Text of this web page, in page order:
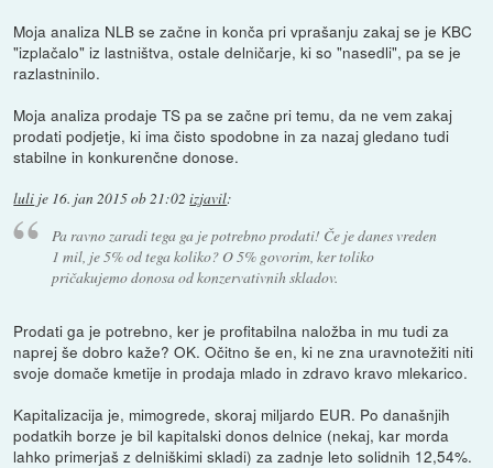
Moja analiza NLB se začne in konča pri vprašanju zakaj se je KBC
"izplačalo" iz lastništva, ostale delničarje, ki so "nasedli", pa se je
razlastninilo.
Moja analiza prodaje TS pa se začne pri temu, da ne vem zakaj
prodati podjetje, ki ima čisto spodobne in za nazaj gledano tudi
stabilne in konkurenčne donose.
luli je 16. jan 2015 ob 21:02 izjavil:
Pa ravno zaradi tega ga je potrebno prodati! Če je danes vreden
1 mil, je 5% od tega koliko? O 5% govorim, ker toliko
pričakujemo donosa od konzervativnih skladov.
Prodati ga je potrebno, ker je profitabilna naložba in mu tudi za
naprej še dobro kaže? OK. Očitno še en, ki ne zna uravnotežiti niti
svoje domače kmetije in prodaja mlado in zdravo kravo mlekarico.
Kapitalizacija je, mimogrede, skoraj miljardo EUR. Po današnjih
podatkih borze je bil kapitalski donos delnice (nekaj, kar morda
lahko primerjaš z delniškimi skladi) za zadnje leto solidnih 12,54%.